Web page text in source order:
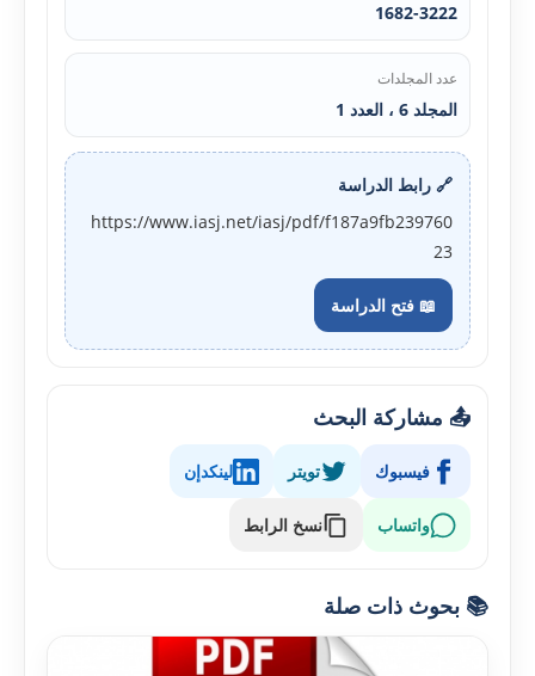
1682-3222
عدد المجلدات
المجلد 6 ، العدد 1
🔗 رابط الدراسة
https://www.iasj.net/iasj/pdf/f187a9fb239760
23
📖 فتح الدراسة
📤 مشاركة البحث
فيسبوك تويتر لينكدإن
واتساب نسخ الرابط
📚 بحوث ذات صلة